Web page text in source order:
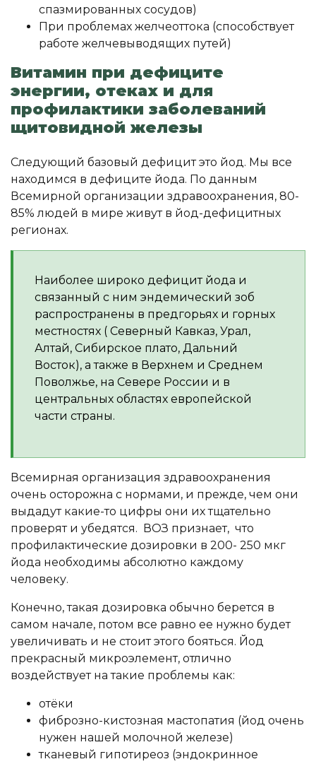
спазмированных сосудов)
При проблемах желчеоттока (способствует
работе желчевыводящих путей)
Витамин при дефиците
энергии, отеках и для
профилактики заболеваний
щитовидной железы
Следующий базовый дефицит это йод. Мы все
находимся в дефиците йода. По данным
Всемирной организации здравоохранения, 80-
85% людей в мире живут в йод-дефицитных
регионах.
Наиболее широко дефицит йода и
связанный с ним эндемический зоб
распространены в предгорьях и горных
местностях ( Северный Кавказ, Урал,
Алтай, Сибирское плато, Дальний
Восток), а также в Верхнем и Среднем
Поволжье, на Севере России и в
центральных областях европейской
части страны.
Всемирная организация здравоохранения
очень осторожна с нормами, и прежде, чем они
выдадут какие-то цифры они их тщательно
проверят и убедятся. ВОЗ признает, что
профилактические дозировки в 200- 250 мкг
йода необходимы абсолютно каждому
человеку.
Конечно, такая дозировка обычно берется в
самом начале, потом все равно ее нужно будет
увеличивать и не стоит этого бояться. Йод
прекрасный микроэлемент, отлично
воздействует на такие проблемы как:
отёки
фиброзно-кистозная мастопатия (йод очень
нужен нашей молочной железе)
тканевый гипотиреоз (эндокринное